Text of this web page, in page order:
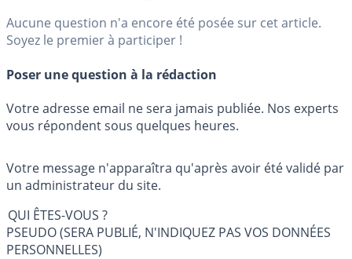
Aucune question n'a encore été posée sur cet article.
Soyez le premier à participer !
Poser une question à la rédaction
Votre adresse email ne sera jamais publiée. Nos experts
vous répondent sous quelques heures.
Votre message n'apparaîtra qu'après avoir été validé par
un administrateur du site.
QUI ÊTES-VOUS ?
PSEUDO (SERA PUBLIÉ, N'INDIQUEZ PAS VOS DONNÉES
PERSONNELLES)